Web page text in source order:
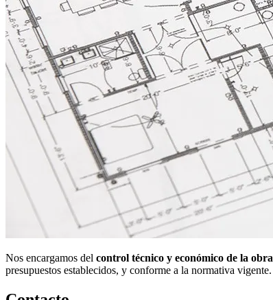
Nos encargamos del control técnico y económico de la obra
presupuestos establecidos, y conforme a la normativa vigente.